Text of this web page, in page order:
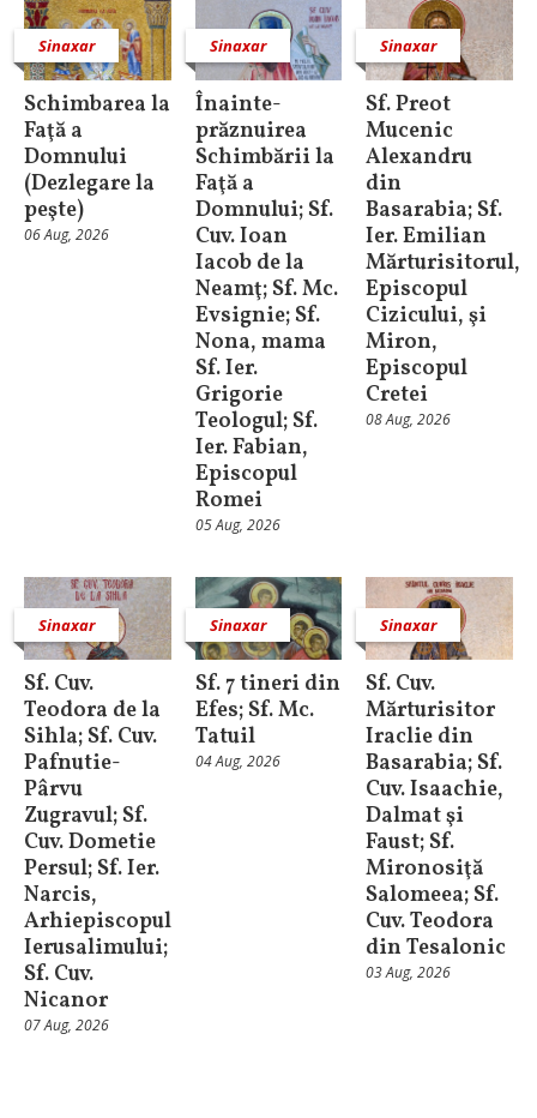
Sinaxar
Schimbarea la
Faţă a
Domnului
(Dezlegare la
peşte)
06 Aug, 2026
Sinaxar
Înainte-
prăznuirea
Schimbării la
Faţă a
Domnului; Sf.
Cuv. Ioan
Iacob de la
Neamţ; Sf. Mc.
Evsignie; Sf.
Nona, mama
Sf. Ier.
Grigorie
Teologul; Sf.
Ier. Fabian,
Episcopul
Romei
05 Aug, 2026
Sinaxar
Sf. Preot
Mucenic
Alexandru
din
Basarabia; Sf.
Ier. Emilian
Mărturisitorul,
Episcopul
Cizicului, şi
Miron,
Episcopul
Cretei
08 Aug, 2026
Sinaxar
Sf. Cuv.
Teodora de la
Sihla; Sf. Cuv.
Pafnutie-
Pârvu
Zugravul; Sf.
Cuv. Dometie
Persul; Sf. Ier.
Narcis,
Arhiepiscopul
Ierusalimului;
Sf. Cuv.
Nicanor
07 Aug, 2026
Sinaxar
Sf. 7 tineri din
Efes; Sf. Mc.
Tatuil
04 Aug, 2026
Sinaxar
Sf. Cuv.
Mărturisitor
Iraclie din
Basarabia; Sf.
Cuv. Isaachie,
Dalmat şi
Faust; Sf.
Mironosiţă
Salomeea; Sf.
Cuv. Teodora
din Tesalonic
03 Aug, 2026